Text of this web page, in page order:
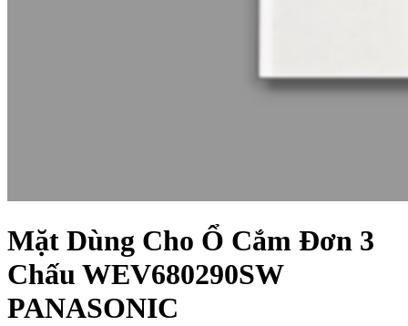
Mặt Dùng Cho Ổ Cắm Đơn 3
Chấu WEV680290SW
PANASONIC